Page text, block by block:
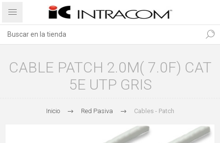
CABLE PATCH 2.0M( 7.0F) CAT
5E UTP GRIS
Inicio Red Pasiva Cables - Patch